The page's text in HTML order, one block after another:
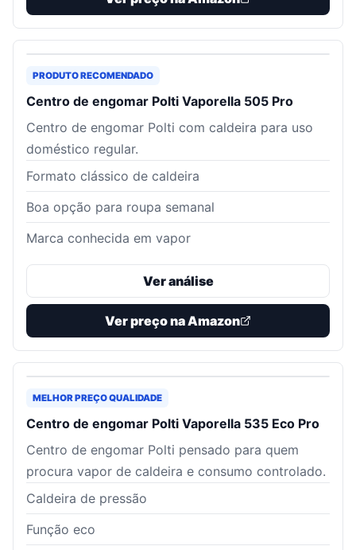
PRODUTO RECOMENDADO
Centro de engomar Polti Vaporella 505 Pro
Centro de engomar Polti com caldeira para uso
doméstico regular.
Formato clássico de caldeira
Boa opção para roupa semanal
Marca conhecida em vapor
Ver análise
Ver preço na Amazon
MELHOR PREÇO QUALIDADE
Centro de engomar Polti Vaporella 535 Eco Pro
Centro de engomar Polti pensado para quem
procura vapor de caldeira e consumo controlado.
Caldeira de pressão
Função eco